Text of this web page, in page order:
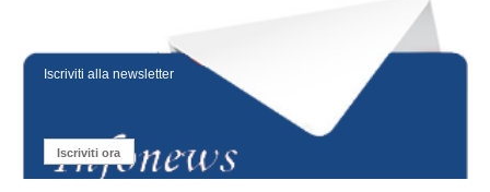
Iscriviti alla newsletter
Iscriviti ora